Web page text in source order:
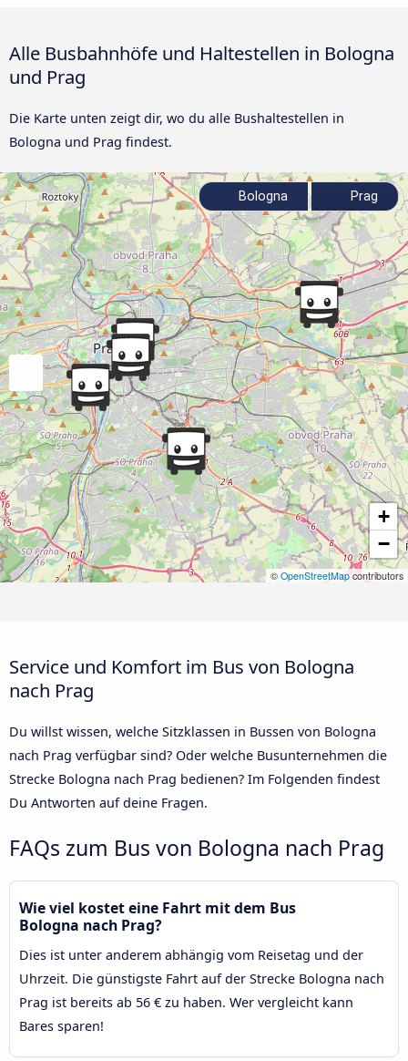
Alle Busbahnhöfe und Haltestellen in Bologna
und Prag
Die Karte unten zeigt dir, wo du alle Bushaltestellen in
Bologna und Prag findest.
+
−
© OpenStreetMapcontributors
Bologna Prag
Service und Komfort im Bus von Bologna
nach Prag
Du willst wissen, welche Sitzklassen in Bussen von Bologna
nach Prag verfügbar sind? Oder welche Busunternehmen die
Strecke Bologna nach Prag bedienen? Im Folgenden findest
Du Antworten auf deine Fragen.
FAQs zum Bus von Bologna nach Prag
Wie viel kostet eine Fahrt mit dem Bus
Bologna nach Prag?
Dies ist unter anderem abhängig vom Reisetag und der
Uhrzeit. Die günstigste Fahrt auf der Strecke Bologna nach
Prag ist bereits ab 56 € zu haben. Wer vergleicht kann
Bares sparen!